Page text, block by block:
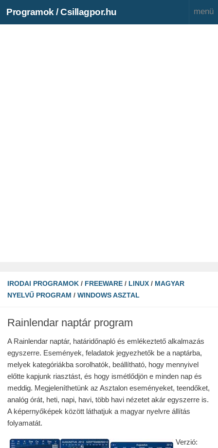
Programok / Csillagpor.hu
IRODAI PROGRAMOK / FREEWARE / LINUX / MAGYAR
NYELVŰ PROGRAM / WINDOWS ASZTAL
Rainlendar naptár program
A Rainlendar naptár, határidőnapló és emlékeztető alkalmazás
egyszerre. Események, feladatok jegyezhetők be a naptárba,
melyek kategóriákba sorolhatók, beállítható, hogy mennyivel
előtte kapjunk riasztást, és hogy ismétlődjön e minden nap és
meddig. Megjeleníthetünk az Asztalon eseményeket, teendőket,
analóg órát, heti, napi, havi, több havi nézetet akár egyszerre is.
A képernyőképek között láthatjuk a magyar nyelvre állítás
folyamatát.
Verzió: